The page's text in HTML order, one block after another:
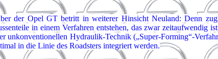
der Opel GT betritt in weiterer Hinsicht Neuland: Denn
in einem Verfahren entstehen, das zwar zeitaufwendig
unkonventionellen Hydraulik-Technik („Super-Forming“-
in die Linie des Roadsters integriert werden.